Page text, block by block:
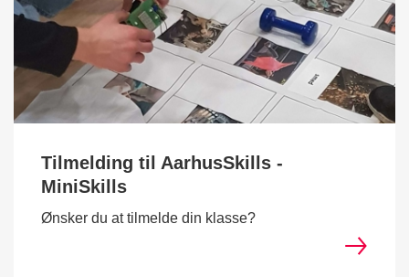
Tilmelding til AarhusSkills -
MiniSkills
Ønsker du at tilmelde din klasse?